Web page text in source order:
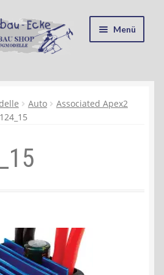
Menü
und Umwelt
Auto
Associated Apex2